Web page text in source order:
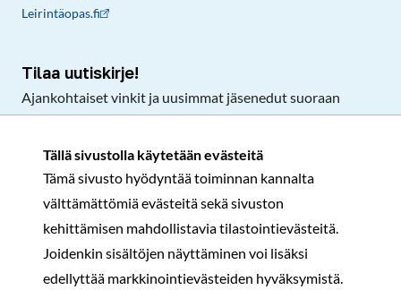
Tällä sivustolla käytetään evästeitä
Tämä sivusto hyödyntää toiminnan kannalta
välttämättömiä evästeitä sekä sivuston
kehittämisen mahdollistavia tilastointievästeitä.
Joidenkin sisältöjen näyttäminen voi lisäksi
edellyttää markkinointievästeiden hyväksymistä.
Leirintäopas.fi
Tilaa uutiskirje!
Ajankohtaiset vinkit ja uusimmat jäsenedut suoraan